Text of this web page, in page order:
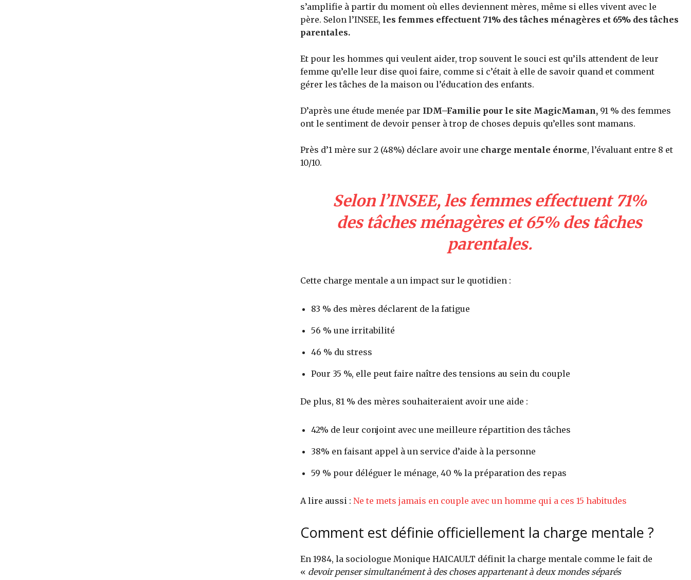
s’amplifie à partir du moment où elles deviennent mères, même si elles vivent avec le
père. Selon l’INSEE, les femmes effectuent 71% des tâches ménagères et 65% des tâches
parentales.
Et pour les hommes qui veulent aider, trop souvent le souci est qu’ils attendent de leur
femme qu’elle leur dise quoi faire, comme si c’était à elle de savoir quand et comment
gérer les tâches de la maison ou l’éducation des enfants.
D’après une étude menée par IDM–Familie pour le site MagicMaman, 91 % des femmes
ont le sentiment de devoir penser à trop de choses depuis qu’elles sont mamans.
Près d’1 mère sur 2 (48%) déclare avoir une charge mentale énorme, l’évaluant entre 8 et
10/10.
Selon l’INSEE, les femmes effectuent 71%
des tâches ménagères et 65% des tâches
parentales.
Cette charge mentale a un impact sur le quotidien :
83 % des mères déclarent de la fatigue
56 % une irritabilité
46 % du stress
Pour 35 %, elle peut faire naître des tensions au sein du couple
De plus, 81 % des mères souhaiteraient avoir une aide :
42% de leur conjoint avec une meilleure répartition des tâches
38% en faisant appel à un service d’aide à la personne
59 % pour déléguer le ménage, 40 % la préparation des repas
A lire aussi : Ne te mets jamais en couple avec un homme qui a ces 15 habitudes
Comment est définie officiellement la charge mentale ?
En 1984, la sociologue Monique HAICAULT définit la charge mentale comme le fait de
« devoir penser simultanément à des choses appartenant à deux mondes séparés